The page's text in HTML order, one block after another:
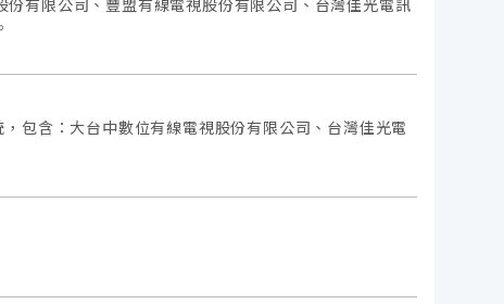
有限公司、豐盟有線電視股份有限公司、台灣佳光電訊
包含：大台中數位有線電視股份有限公司、台灣佳光電